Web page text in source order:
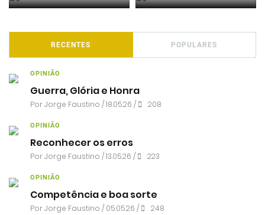
RECENTES POPULARES
OPINIÃO
Guerra, Glória e Honra
PorJorge Faustino / 18.05.26 / 208
OPINIÃO
Reconhecer os erros
PorJorge Faustino / 13.05.26 / 223
OPINIÃO
Competência e boa sorte
PorJorge Faustino / 05.05.26 / 248